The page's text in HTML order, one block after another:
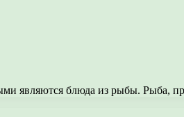
являются блюда из рыбы. Рыба,